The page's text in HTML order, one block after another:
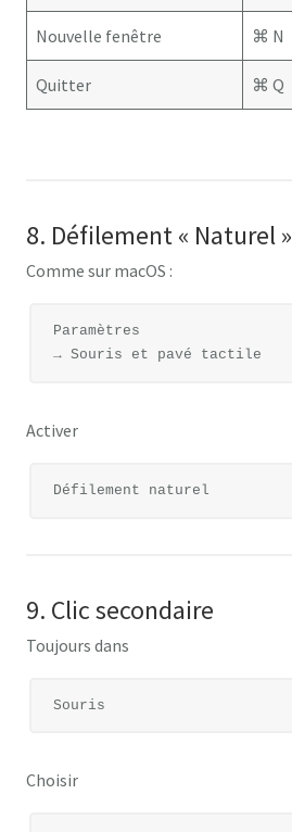
Nouvelle fenêtre ⌘ N
Quitter ⌘ Q
8. Défilement « Naturel »
Comme sur macOS :
Paramètres
Activer
9. Clic secondaire
Toujours dans
Choisir